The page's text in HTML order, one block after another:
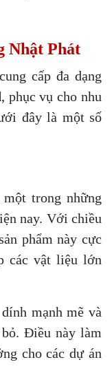
Nhật Phát
cấp đa dạng
, phục vụ cho nhu
đây là một số
trong những
nay. Với chiều
phẩm này cực
các vật liệu lớn
mạnh mẽ và
Điều này làm
cho các dự án